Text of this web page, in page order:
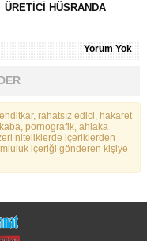
ÜRETİCİ HÜSRANDA
Yorum Yok
rahatsız edici, hakaret
pornografik, ahlaka
niteliklerde içeriklerden
içeriği gönderen kişiye